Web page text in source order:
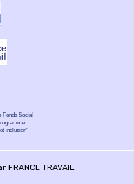
Fonds Social
inclusion"
TRAVAIL